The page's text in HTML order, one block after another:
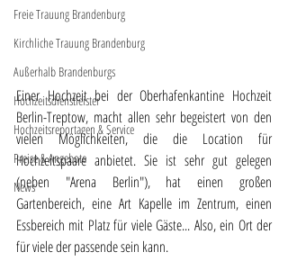
Freie Trauung Brandenburg
Kirchliche Trauung Brandenburg
Außerhalb Brandenburgs
Hochzeitsdienstleister
Hochzeitsreportagen & Service
Preise & Angebote
News
Einer Hochzeit bei der Oberhafenkantine Hochzeit
Berlin-Treptow, macht allen sehr begeistert von den
vielen Möglichkeiten, die die Location für
Hochzeitspaare anbietet. Sie ist sehr gut gelegen
(neben "Arena Berlin"), hat einen großen
Gartenbereich, eine Art Kapelle im Zentrum, einen
Essbereich mit Platz für viele Gäste... Also, ein Ort der
für viele der passende sein kann.